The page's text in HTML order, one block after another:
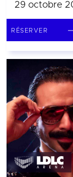
29 octobre
RÉSERVER